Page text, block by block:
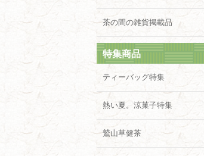
茶の間の雑貨掲載品
特集商品
ティーバッグ特集
熱い夏。涼菓子特集
鷲山草健茶